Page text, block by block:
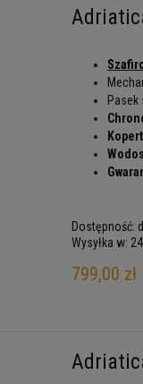
Pasek
Dostępność:
Wysyłka w:
799,00 zł